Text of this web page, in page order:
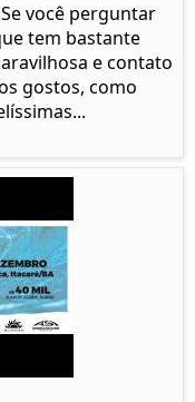
você perguntar
tem bastante
e contato
gostos, como